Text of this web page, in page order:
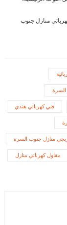
منازل جنوب
السرة
فني كهربائي هندي
منازل جنوب السرة
مقاول كهربائي منازل